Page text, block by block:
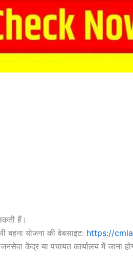
हैं।
योजना की वेबसाइट: https://
केंद्र या पंचायत कार्यालय में जाना